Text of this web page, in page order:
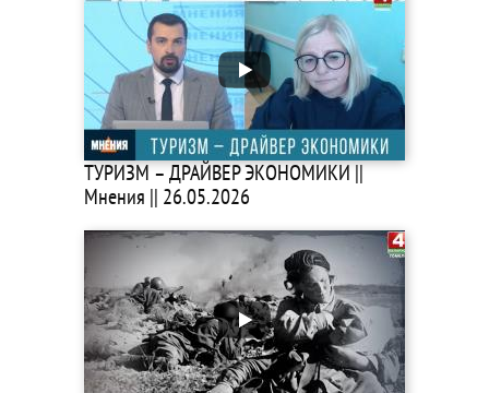
ТУРИЗМ – ДРАЙВЕР ЭКОНОМИКИ ||
Мнения || 26.05.2026